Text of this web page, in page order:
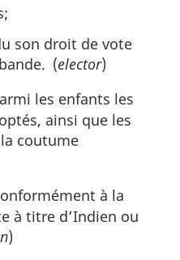
son droit de vote
(elector)
les enfants les
ainsi que les
coutume
à la
à titre d’Indien ou
)